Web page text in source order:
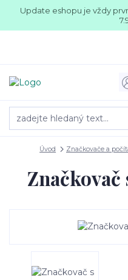
Update eshopu je vždy
Úvod Značkovače a
Značkovač